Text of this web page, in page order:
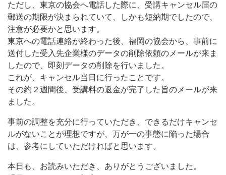
ただし、東京の協会へ電話した際に、受講キャンセル届の
郵送の期限が決まられていて、しかも短納期でしたので、
注意が必要かと思います。
東京への電話連絡が終わった後、福岡の協会から、事前に
送付した受入先企業様のデータの削除依頼のメールが来ま
したので、即刻データの削除を行いました。
これが、キャンセル当日に行ったことです。
その約２週間後、受講料の返金が完了した旨のメールが来
ました。
事前の調整を充分に行っていただき、できるだけキャンセ
ルがないことが理想ですが、万が一の事態に陥った場合
は、参考にしていただければと思います。
本日も、お読みいただき、ありがとうございました。